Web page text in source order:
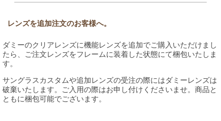
レンズを追加注文のお客様へ。
ダミーのクリアレンズに機能レンズを追加でご購入いただけまし
たら、ご注文レンズをフレームに装着した状態にて梱包いたしま
す。
サングラスカスタムや追加レンズの受注の際にはダミーレンズは
破棄いたします。ご入用の際はお申し付けくださいませ。商品と
ともに梱包可能でございます。